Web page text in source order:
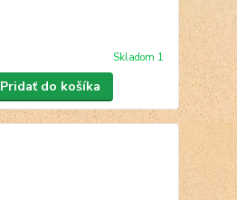
Skladom 1
Pridať do košíka